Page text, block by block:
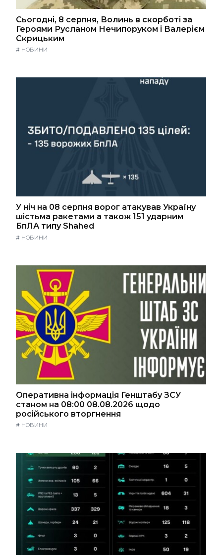
Сьогодні, 8 серпня, Волинь в скорботі за
Героями Русланом Нечипоруком і Валерієм
Скрицьким
# НОВИНИ
У ніч на 08 серпня ворог атакував Україну
шістьма ракетами а також 151 ударним
БпЛА типу Shahed
# НОВИНИ
Оперативна інформація Генштабу ЗСУ
станом на 08:00 08.08.2026 щодо
російського вторгнення
# НОВИНИ